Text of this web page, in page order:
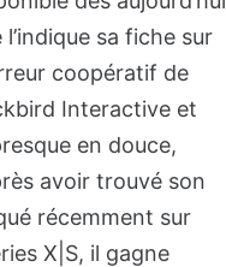
l’indique sa fiche sur
coopératif de
Interactive et
en douce,
avoir trouvé son
récemment sur
X|S, il gagne